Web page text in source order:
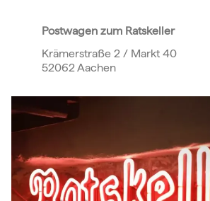
Postwagen zum Ratskeller
Krämerstraße 2 / Markt 40
52062 Aachen